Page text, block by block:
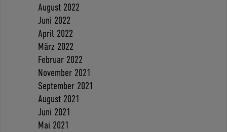
August 2022
Juni 2022
April 2022
März 2022
Februar 2022
November 2021
September 2021
August 2021
Juni 2021
Mai 2021